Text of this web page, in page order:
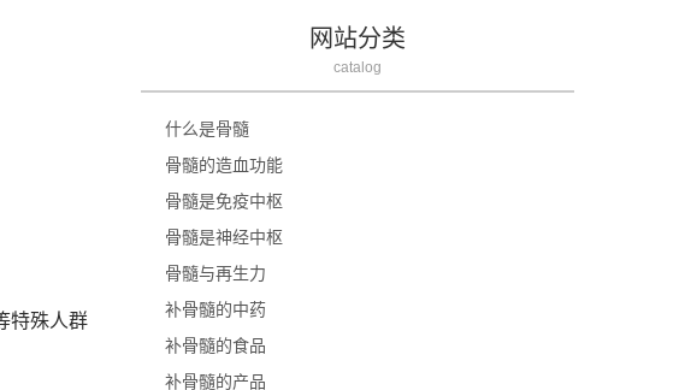
特殊人群
网站分类
catalog
什么是骨髓
骨髓的造血功能
骨髓是免疫中枢
骨髓是神经中枢
骨髓与再生力
补骨髓的中药
补骨髓的食品
补骨髓的产品